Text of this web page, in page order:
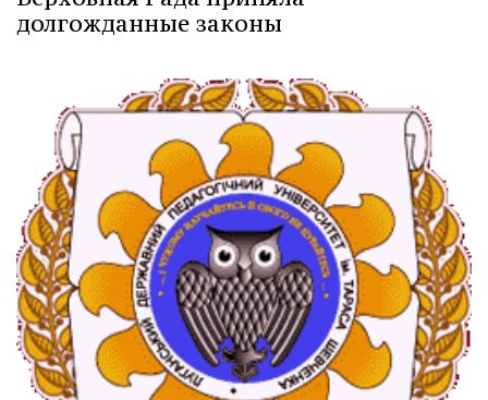
долгожданные законы